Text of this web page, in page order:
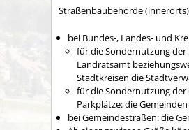
Straßenbaubehörde
bei Bundes-, Landes- und
für die Sondernutzung der
Landratsamt
Stadtkreisen die
für die Sondernutzung der
Parkplätze: die Gemeinden
bei Gemeindestraßen: die